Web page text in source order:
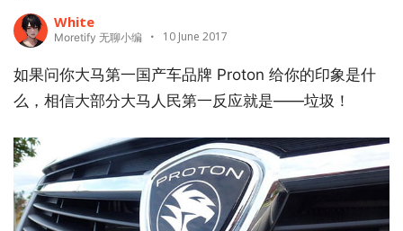
White
Moretify 无聊小编 10 June 2017
如果问你大马第一国产车品牌 Proton 给你的印象是什
么，相信大部分大马人民第一反应就是——垃圾！